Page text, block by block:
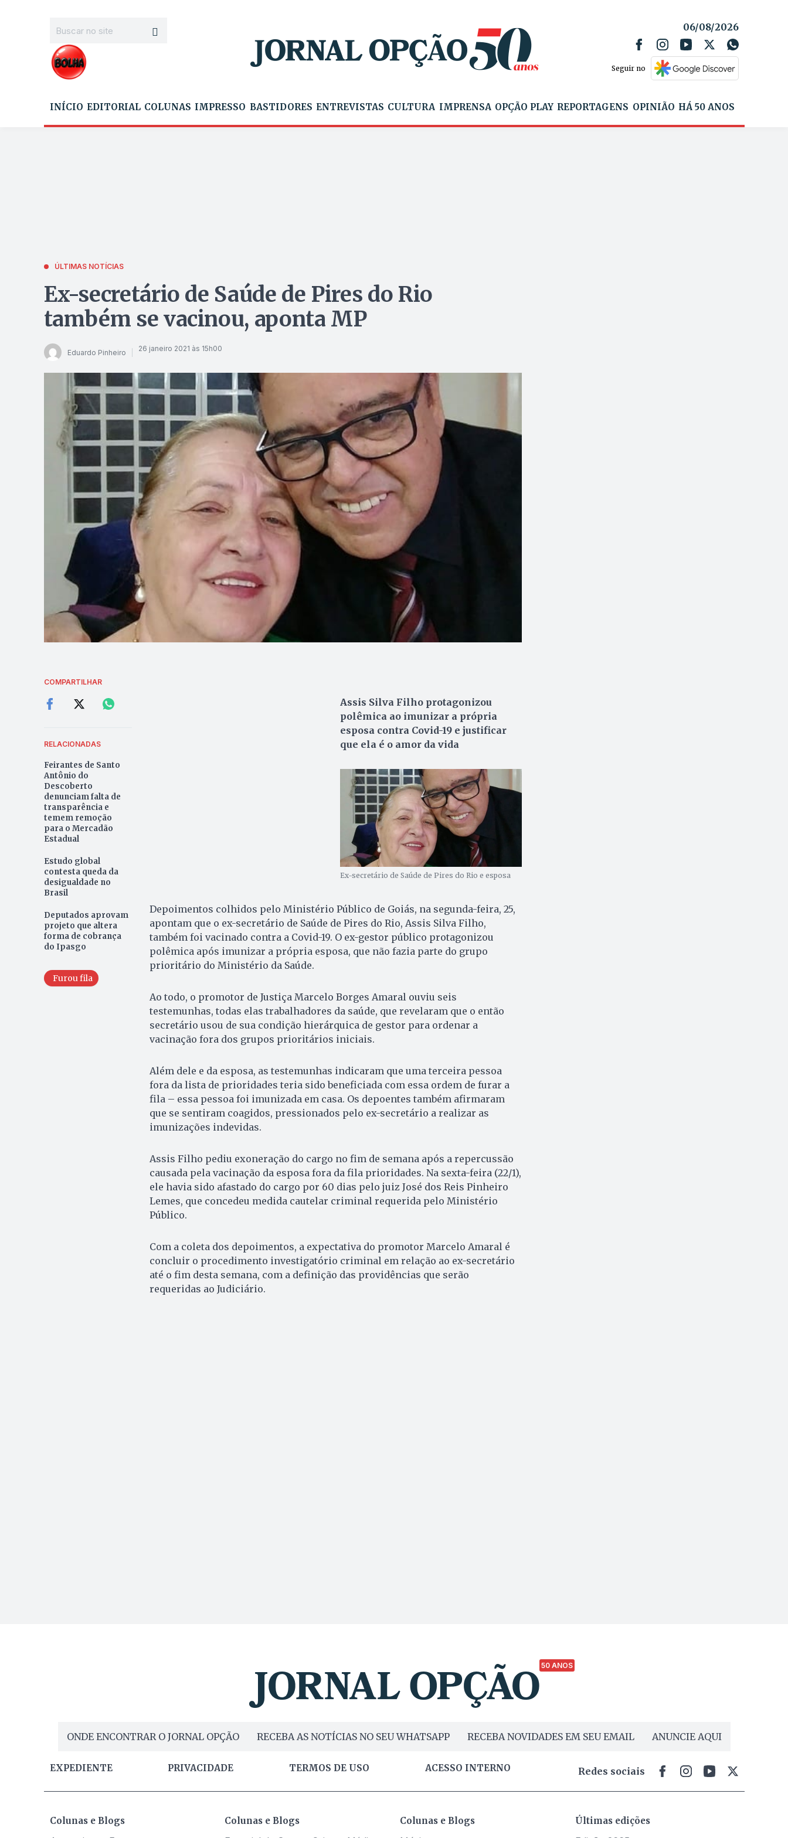
06/08/2026
Seguir no
INÍCIO EDITORIAL COLUNAS IMPRESSO BASTIDORES ENTREVISTAS CULTURA IMPRENSA OPÇÃO PLAY REPORTAGENS OPINIÃO HÁ 50 ANOS
ÚLTIMAS NOTÍCIAS
Ex-secretário de Saúde de Pires do Rio
também se vacinou, aponta MP
Eduardo Pinheiro 26 janeiro 2021 às 15h00
COMPARTILHAR
RELACIONADAS
Feirantes de Santo
Antônio do
Descoberto
denunciam falta de
transparência e
temem remoção
para o Mercadão
Estadual
Estudo global
contesta queda da
desigualdade no
Brasil
Deputados aprovam
projeto que altera
forma de cobrança
do Ipasgo
Furou fila
Assis Silva Filho protagonizou
polêmica ao imunizar a própria
esposa contra Covid-19 e justificar
que ela é o amor da vida
Ex-secretário de Saúde de Pires do Rio e esposa
Depoimentos colhidos pelo Ministério Público de Goiás, na segunda-feira, 25,
apontam que o ex-secretário de Saúde de Pires do Rio, Assis Silva Filho,
também foi vacinado contra a Covid-19. O ex-gestor público protagonizou
polêmica após imunizar a própria esposa, que não fazia parte do grupo
prioritário do Ministério da Saúde.
Ao todo, o promotor de Justiça Marcelo Borges Amaral ouviu seis
testemunhas, todas elas trabalhadores da saúde, que revelaram que o então
secretário usou de sua condição hierárquica de gestor para ordenar a
vacinação fora dos grupos prioritários iniciais.
Além dele e da esposa, as testemunhas indicaram que uma terceira pessoa
fora da lista de prioridades teria sido beneficiada com essa ordem de furar a
fila – essa pessoa foi imunizada em casa. Os depoentes também afirmaram
que se sentiram coagidos, pressionados pelo ex-secretário a realizar as
imunizações indevidas.
Assis Filho pediu exoneração do cargo no fim de semana após a repercussão
causada pela vacinação da esposa fora da fila prioridades. Na sexta-feira (22/1),
ele havia sido afastado do cargo por 60 dias pelo juiz José dos Reis Pinheiro
Lemes, que concedeu medida cautelar criminal requerida pelo Ministério
Público.
Com a coleta dos depoimentos, a expectativa do promotor Marcelo Amaral é
concluir o procedimento investigatório criminal em relação ao ex-secretário
até o fim desta semana, com a definição das providências que serão
requeridas ao Judiciário.
50 ANOS
ONDE ENCONTRAR O JORNAL OPÇÃO RECEBA AS NOTÍCIAS NO SEU WHATSAPP RECEBA NOVIDADES EM SEU EMAIL ANUNCIE AQUI
EXPEDIENTE PRIVACIDADE TERMOS DE USO ACESSO INTERNO Redes sociais
Colunas e Blogs Colunas e Blogs Colunas e Blogs Últimas edições